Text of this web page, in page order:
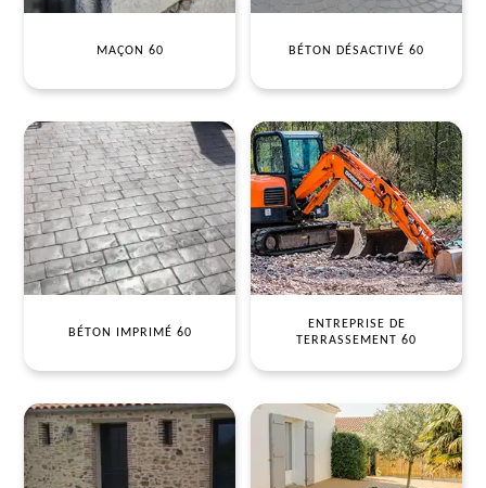
MAÇON 60 BÉTON DÉSACTIVÉ 60
BÉTON IMPRIMÉ 60
ENTREPRISE DE
TERRASSEMENT 60